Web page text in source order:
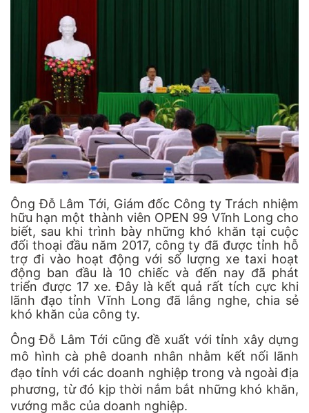
Ông Đỗ Lâm Tới, Giám đốc Công ty Trách nhiệm
hữu hạn một thành viên OPEN 99 Vĩnh Long cho
biết, sau khi trình bày những khó khăn tại cuộc
đối thoại đầu năm 2017, công ty đã được tỉnh hỗ
trợ đi vào hoạt động với số lượng xe taxi hoạt
động ban đầu là 10 chiếc và đến nay đã phát
triển được 17 xe. Đây là kết quả rất tích cực khi
lãnh đạo tỉnh Vĩnh Long đã lắng nghe, chia sẻ
khó khăn của công ty.
Ông Đỗ Lâm Tới cũng đề xuất với tỉnh xây dựng
mô hình cà phê doanh nhân nhằm kết nối lãnh
đạo tỉnh với các doanh nghiệp trong và ngoài địa
phương, từ đó kịp thời nắm bắt những khó khăn,
vướng mắc của doanh nghiệp.